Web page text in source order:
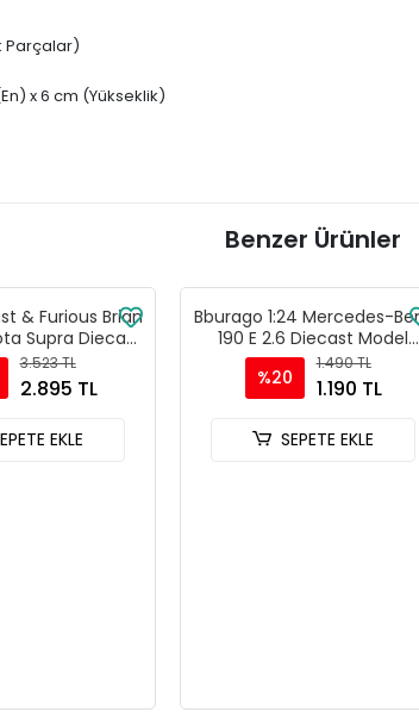
Parçalar)
x 6 cm (Yükseklik)
Benzer Ürünler
& Furious Brian
Supra Diecast
- 30738
3.523 TL
2.895 TL
EKLE
Bburago 1:24 Mercedes-
190 E 2.6 Diecast Model
Araba - Kırmızı
%20
1.490 TL
1.190 TL
SEPETE EKLE